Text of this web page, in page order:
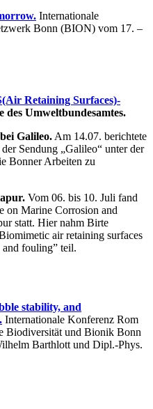
Internationale
Bonn (BION) vom 17. –
Retaining Surfaces)-
des Umweltbundesamtes.
Galileo. Am 14.07. berichtete
Sendung „Galileo“ unter der
Bonner Arbeiten zu
Vom 06. bis 10. Juli fand
on Marine Corrosion and
statt. Hier nahm Birte
air retaining surfaces
fouling” teil.
stability, and
Internationale Konferenz Rom
Biodiversität und Bionik Bonn
Barthlott und Dipl.-Phys.